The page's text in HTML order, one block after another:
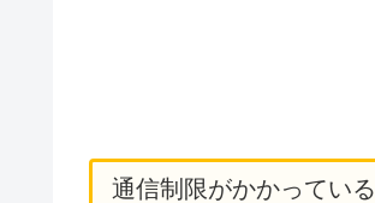
通信制限がかかっている